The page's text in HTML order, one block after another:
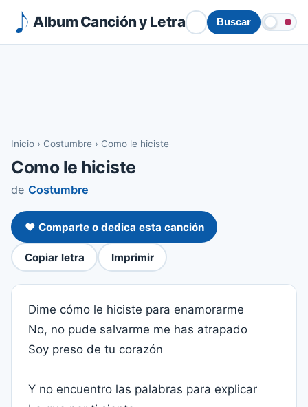
Album Canción y Letra Buscar
Inicio › Costumbre › Como le hiciste
Como le hiciste
de Costumbre
❤️ Comparte o dedica esta canción
Copiar letra Imprimir
Dime cómo le hiciste para enamorarme
No, no pude salvarme me has atrapado
Soy preso de tu corazón
Y no encuentro las palabras para explicar